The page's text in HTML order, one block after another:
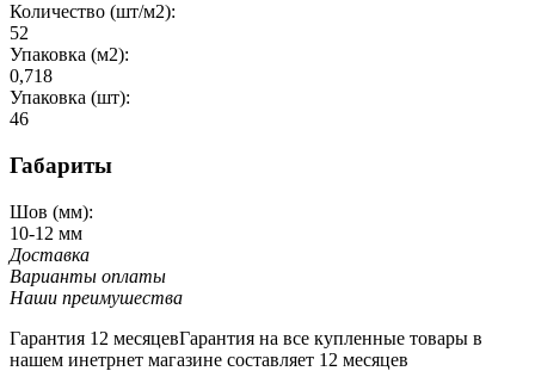
Количество (шт/м2):
52
Упаковка (м2):
0,718
Упаковка (шт):
46
Габариты
Шов (мм):
10-12 мм
Доставка
Варианты оплаты
Наши преимушества
Гарантия 12 месяцевГарантия на все купленные товары в
нашем инетрнет магазине составляет 12 месяцев